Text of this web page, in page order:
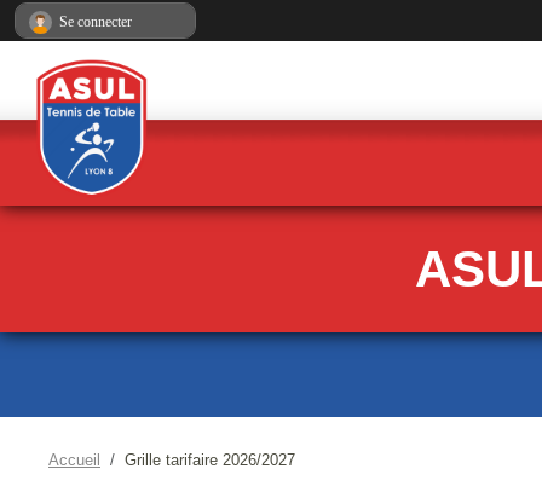
Accueil Grille tarifaire 2026/2027
Se connecter
Panneau de gestion des cookies